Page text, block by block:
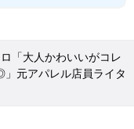
ューズをご紹介しま
い！
「大人かわいいがコレ
元アパレル店員ライタ